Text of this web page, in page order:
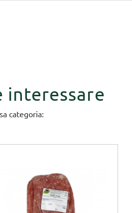
interessare
categoria: